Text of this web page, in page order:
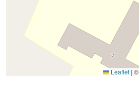
Leaflet | ©